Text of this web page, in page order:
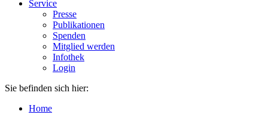
Service
Presse
Publikationen
Spenden
Mitglied werden
Infothek
Login
Sie befinden sich hier:
Home